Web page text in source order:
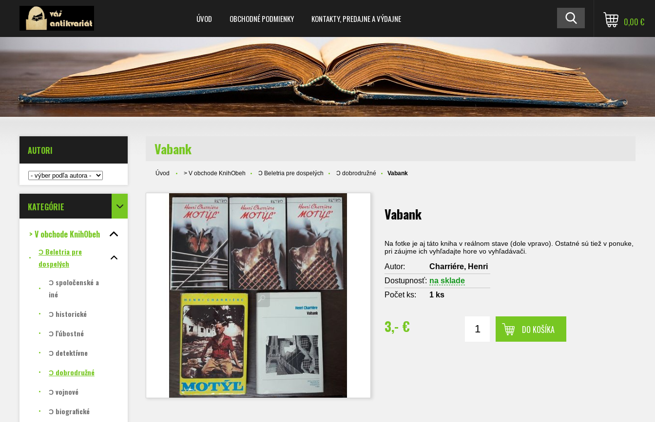
ÚVOD OBCHODNÉ PODMIENKY KONTAKTY, PREDAJNE A VÝDAJNE 0,00 €
AUTORI
KATEGÓRIE
> V obchode KnihObeh
Ɔ Beletria pre
dospelých
Ɔ spoločenské a
iné
Ɔ historické
Ɔ ľúbostné
Ɔ detektívne
Ɔ dobrodružné
Ɔ vojnové
Ɔ biografické
Vabank
Úvod > V obchode KnihObeh Ɔ Beletria pre dospelých Ɔ dobrodružné Vabank
Vabank
Na fotke je aj táto kniha v reálnom stave (dole vpravo). Ostatné sú tiež v ponuke,
pri záujme ich vyhľadajte hore vo vyhľadávači.
Autor:
Charriére, Henri
Dostupnosť: na sklade
Počet ks:
1 ks
3,- € DO KOŠÍKA